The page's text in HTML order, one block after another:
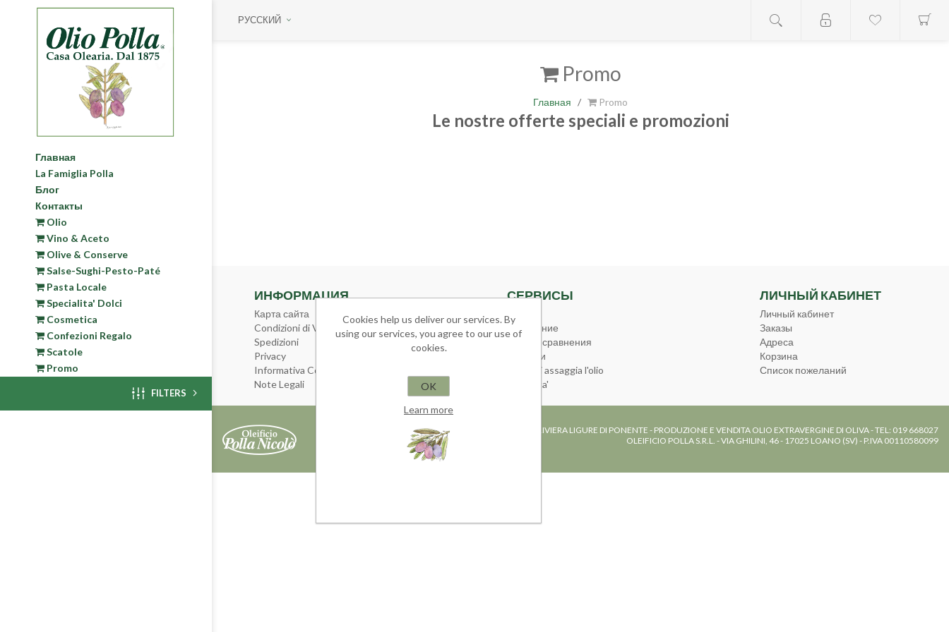
Главная
La Famiglia Polla
Блог
Контакты
Olio
Vino & Aceto
Olive & Conserve
Salse-Sughi-Pesto-Paté
Pasta Locale
Specialita' Dolci
Cosmetica
Confezioni Regalo
Scatole
Promo
FILTERS
РУССКИЙ
Promo
Главная / Promo
Le nostre offerte speciali e promozioni
ИНФОРМАЦИЯ
Карта сайта
Condizioni di Vendita
Spedizioni
Privacy
Informativa Cookies
Note Legali
СЕРВИСЫ
Поиск
Последние
Список сравнения
Новинки
Come si assaggia l'olio
Curiosita'
ЛИЧНЫЙ КАБИНЕТ
Личный кабинет
Заказы
Адреса
Корзина
Список пожеланий
FRANTOIO IN TOIRANO, RIVIERA LIGURE DI PONENTE - PRODUZIONE E VENDITA OLIO EXTRAVERGINE DI OLIVA - TEL: 019 668027
OLEIFICIO POLLA S.R.L. - VIA GHILINI, 46 - 17025 LOANO (SV) - P.IVA 00110580099
Cookies help us deliver our services. By
using our services, you agree to our use of
cookies.
OK
Learn more